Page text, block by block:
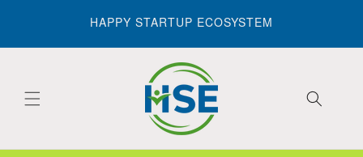
HAPPY STARTUP ECOSYSTEM